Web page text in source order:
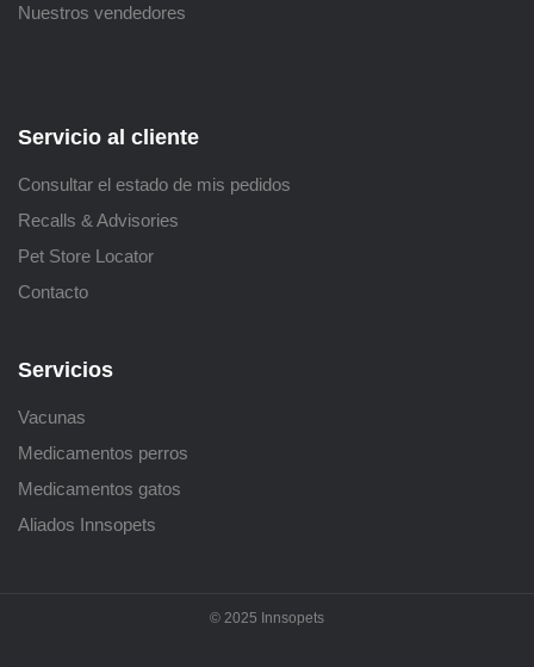
Nuestros vendedores
Servicio al cliente
Consultar el estado de mis pedidos
Recalls & Advisories
Pet Store Locator
Contacto
Servicios
Vacunas
Medicamentos perros
Medicamentos gatos
Aliados Innsopets
© 2025 Innsopets